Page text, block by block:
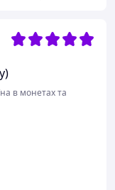
Тому бажаю
в монетах та